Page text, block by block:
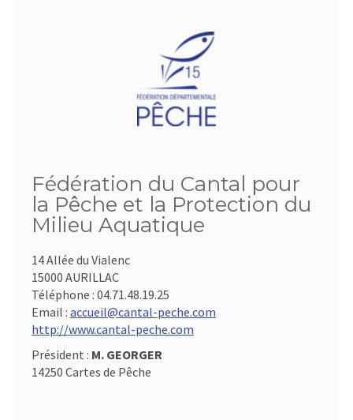
Fédération du Cantal pour
la Pêche et la Protection du
Milieu Aquatique
14 Allée du Vialenc
15000 AURILLAC
Téléphone : 04.71.48.19.25
Email : accueil@cantal-peche.com
http://www.cantal-peche.com
Président : M. GEORGER
14250 Cartes de Pêche